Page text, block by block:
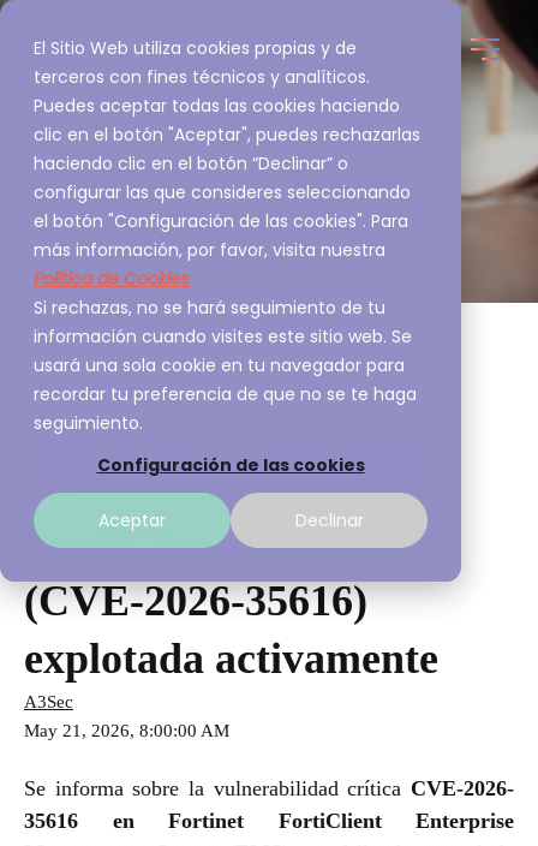
El Sitio Web utiliza cookies propias y de
terceros con fines técnicos y analíticos.
Puedes aceptar todas las cookies haciendo
clic en el botón "Aceptar", puedes rechazarlas
haciendo clic en el botón “Declinar” o
configurar las que consideres seleccionando
el botón "Configuración de las cookies". Para
más información, por favor, visita nuestra
Política de Cookies
Si rechazas, no se hará seguimiento de tu
información cuando visites este sitio web. Se
usará una sola cookie en tu navegador para
recordar tu preferencia de que no se te haga
seguimiento.
Configuración de las cookies
Aceptar Declinar
Ejecución remota no
autenticada en Fortinet
FortiClient EMS
(CVE‑2026‑35616)
explotada activamente
A3Sec
May 21, 2026, 8:00:00 AM
Se informa sobre la vulnerabilidad crítica CVE-2026-
35616 en Fortinet FortiClient Enterprise